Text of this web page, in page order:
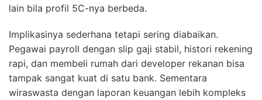
lain bila profil 5C-nya berbeda.
Implikasinya sederhana tetapi sering diabaikan.
Pegawai payroll dengan slip gaji stabil, histori rekening
rapi, dan membeli rumah dari developer rekanan bisa
tampak sangat kuat di satu bank. Sementara
wiraswasta dengan laporan keuangan lebih kompleks